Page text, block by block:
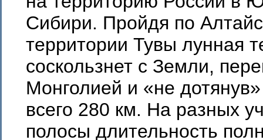
Сибири. Пройдя по
территории Тувы лунная
соскользнет с Земли,
Монголией и «не
всего 280 км. На разных
полосы длительность